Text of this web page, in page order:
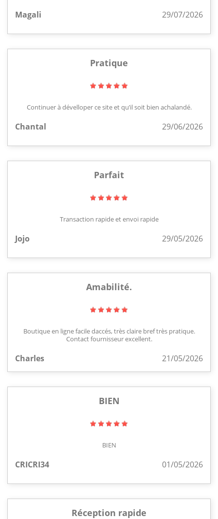
Magali 29/07/2026
Pratique
Continuer à dévelloper ce site et qu’il soit bien achalandé.
Chantal 29/06/2026
Parfait
Transaction rapide et envoi rapide
Jojo 29/05/2026
Amabilité.
Boutique en ligne facile daccés, très claire bref très pratique.
Contact fournisseur excellent.
Charles 21/05/2026
BIEN
BIEN
CRICRI34 01/05/2026
Réception rapide